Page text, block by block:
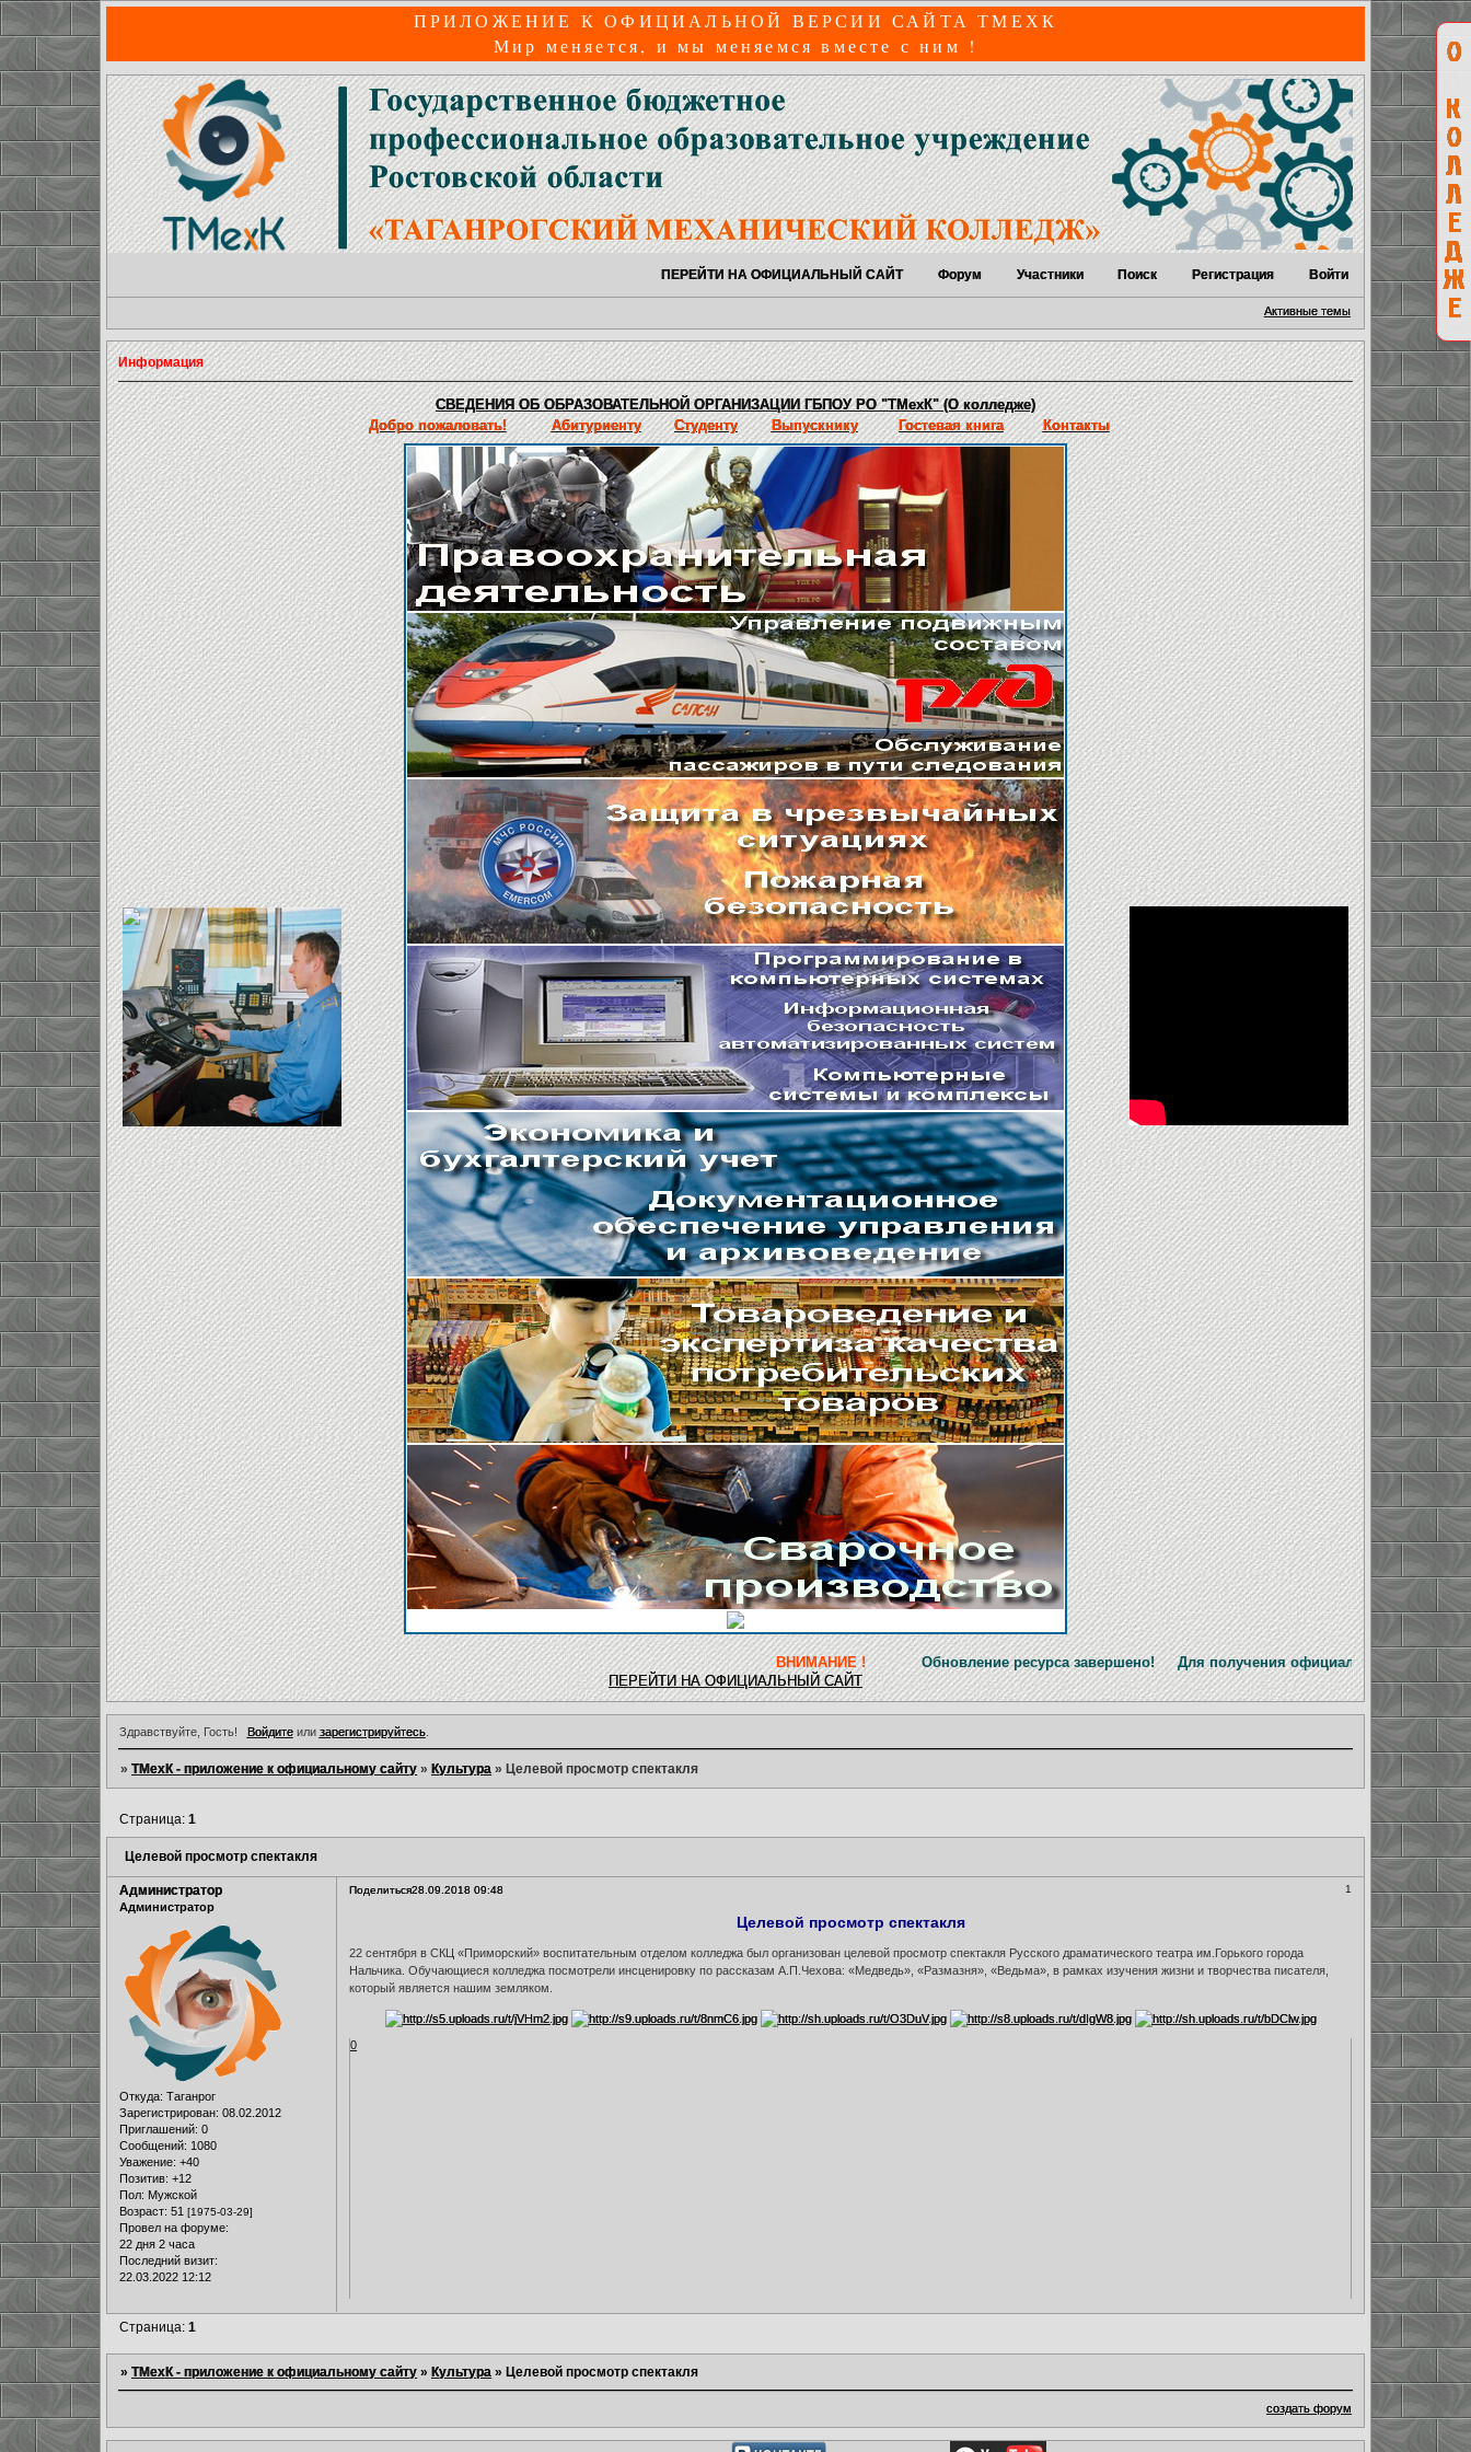
ПРИЛОЖЕНИЕ К ОФИЦИАЛЬНОЙ ВЕРСИИ САЙТА ТМЕХК
Мир меняется, и мы меняемся вместе с ним !
ПЕРЕЙТИ НА ОФИЦИАЛЬНЫЙ САЙТ Форум Участники Поиск Регистрация Войти
Активные темы
Информация
СВЕДЕНИЯ ОБ ОБРАЗОВАТЕЛЬНОЙ ОРГАНИЗАЦИИ ГБПОУ РО "ТМехК" (О колледже)
Добро пожаловать!
Абитуриенту Студенту Выпускнику Гостевая книга Контакты
ВНИМАНИЕ !Обновление ресурса завершено! Для получения официальной информации
ПЕРЕЙТИ НА ОФИЦИАЛЬНЫЙ САЙТ
Здравствуйте, Гость! Войдитеили зарегистрируйтесь.
»ТМехК - приложение к официальному сайту » Культура » Целевой просмотр спектакля
Целевой просмотр спектакля
Страница:1
Поделиться 1
28.09.2018 09:48
Администратор
Администратор
Откуда: Таганрог
Зарегистрирован: 08.02.2012
Приглашений: 0
Сообщений: 1080
Уважение: +40
Позитив: +12
Пол: Мужской
Возраст: 51 [1975-03-29]
Провел на форуме:
22 дня 2 часа
Последний визит:
22.03.2022 12:12
Целевой просмотр спектакля
22 сентября в СКЦ «Приморский» воспитательным отделом колледжа был организован целевой просмотр спектакля Русского драматического театра им.Горького города
Нальчика. Обучающиеся колледжа посмотрели инсценировку по рассказам А.П.Чехова: «Медведь», «Размазня», «Ведьма», в рамках изучения жизни и творчества писателя,
который является нашим земляком.
0
Страница:1
»ТМехК - приложение к официальному сайту » Культура » Целевой просмотр спектакля
создать форум